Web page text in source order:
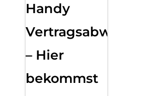
Handy
Vertragsabwicklung
– Hier
bekommst